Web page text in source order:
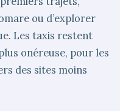
ou d’explorer
Les taxis restent
onéreuse, pour les
des sites moins